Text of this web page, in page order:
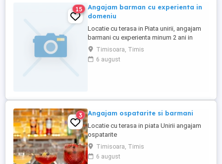
15
Angajam barman cu experienta in
domeniu
Locatie cu terasa in Piata unirii, angajam
barmani cu experienta minum 2 ani in
domeniu
Timisoara, Timis
6 august
3 Angajam ospatarite si barmani
Locatie cu terasa in piata Unirii angajam
ospatarite
Timisoara, Timis
6 august